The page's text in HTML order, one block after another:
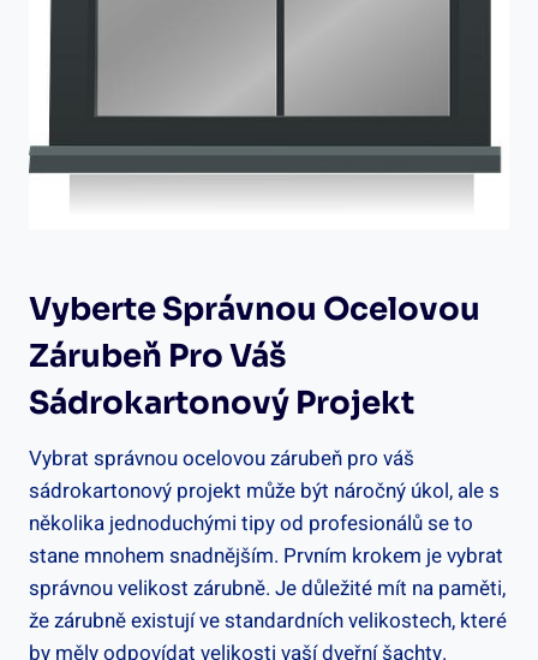
Vyberte Správnou Ocelovou
Zárubeň Pro Váš
Sádrokartonový Projekt
Vybrat správnou ocelovou zárubeň pro váš
sádrokartonový projekt může být náročný úkol, ale s
několika jednoduchými tipy od profesionálů se to
stane mnohem snadnějším. Prvním krokem je vybrat
správnou velikost zárubně. Je důležité mít na paměti,
že zárubně existují ve standardních velikostech, které
by měly odpovídat velikosti vaší dveřní šachty.